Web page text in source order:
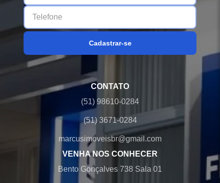
Cadastrar-se
CONTATO
(51) 98610-0284
(51) 3671-0284
marcusimoveisbr@gmail.com
VENHA NOS CONHECER
Bento Gonçalves 738 Sala 01